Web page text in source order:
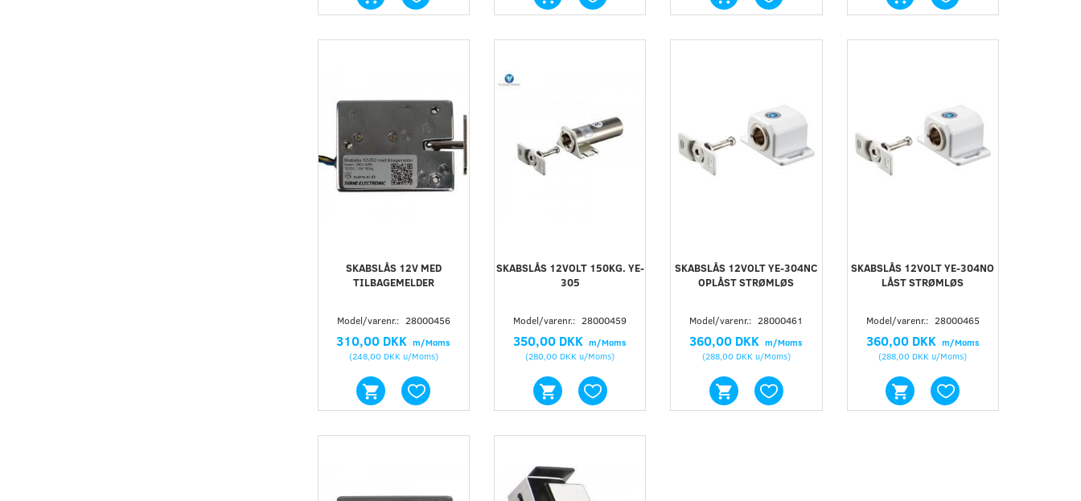
SKABSLÅS 12V MED
TILBAGEMELDER
Model/varenr.: 28000456
310,00 DKK m/Moms
(248,00 DKKu/Moms)
SKABSLÅS 12VOLT 150KG. YE-
305
Model/varenr.: 28000459
350,00 DKK m/Moms
(280,00 DKK u/Moms)
SKABSLÅS 12VOLT YE-304NC
OPLÅST STRØMLØS
Model/varenr.: 28000461
360,00 DKK m/Moms
(288,00 DKKu/Moms)
SKABSLÅS 12VOLT YE-304NO
LÅST STRØMLØS
Model/varenr.: 28000465
360,00 DKK m/Moms
(288,00 DKK u/Moms)